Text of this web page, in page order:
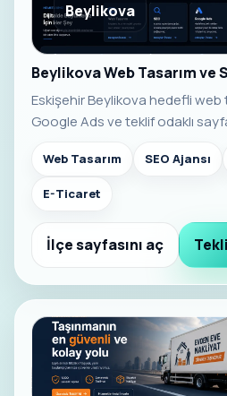
Beylikova
Beylikova Web Tasarım ve
Eskişehir Beylikova hedefli web
Google Ads ve teklif odaklı
Web Tasarım SEO Ajansı
E-Ticaret
İlçe sayfasını aç